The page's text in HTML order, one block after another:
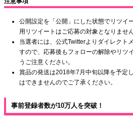
公開設定を「公開」にした状態でリツイ
用リツイートはご応募の対象となりませ
当選者には、公式Twitterよりダイレクト
すので、応募後もフォローの解除やリツ
うご注意ください。
賞品の発送は2018年7月中旬以降を予定
はできませんのでご了承ください。
事前登録者数が10万人を突破！